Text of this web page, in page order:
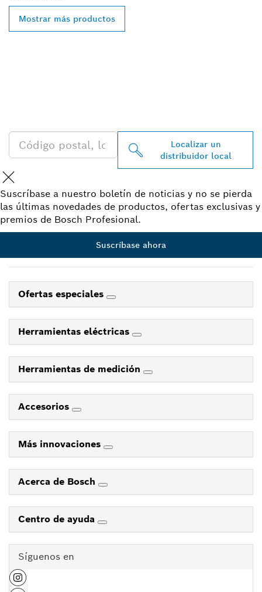
Mostrar más productos
Localizar un
distribuidor local
Suscríbase a nuestro boletín de noticias y no se pierda
las últimas novedades de productos, ofertas exclusivas y
premios de Bosch Profesional.
Suscríbase ahora
Ofertas especiales
Herramientas eléctricas
Herramientas de medición
Accesorios
Más innovaciones
Acerca de Bosch
Centro de ayuda
Síguenos en